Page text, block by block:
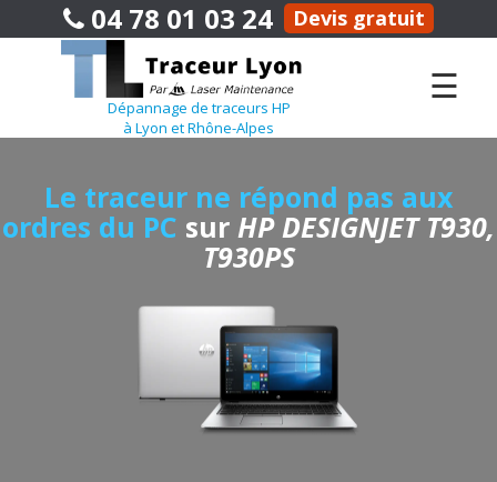
04 78 01 03 24 Devis gratuit
Dépannage de traceurs HP
à Lyon et Rhône-Alpes
☰
Le traceur ne répond pas aux
ordres du PC sur HP DESIGNJET T930,
T930PS